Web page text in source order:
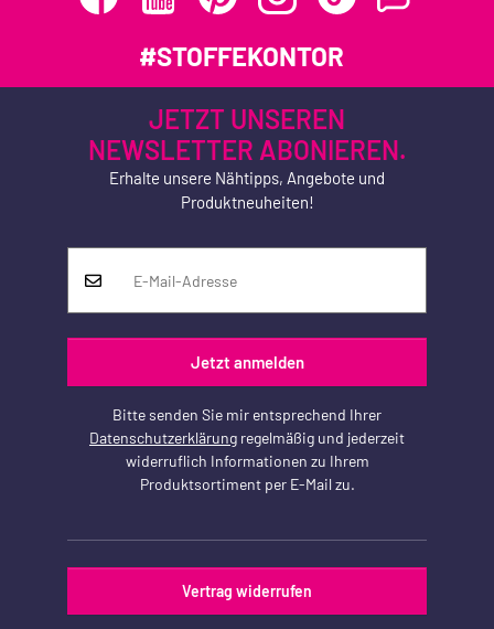
#STOFFEKONTOR
JETZT UNSEREN
NEWSLETTER ABONIEREN.
Erhalte unsere Nähtipps, Angebote und
Produktneuheiten!
Jetzt anmelden
Bitte senden Sie mir entsprechend Ihrer
Datenschutzerklärung regelmäßig und jederzeit
widerruflich Informationen zu Ihrem
Produktsortiment per E-Mail zu.
Vertrag widerrufen